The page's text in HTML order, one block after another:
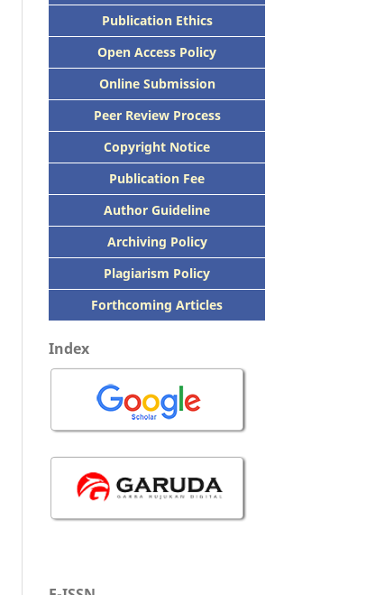
Publication Ethics
Open Access Policy
Online Submission
Peer Review Process
Copyright Notice
Publication Fee
Author Guideline
Archiving Policy
Plagiarism Policy
Forthcoming Articles
Index